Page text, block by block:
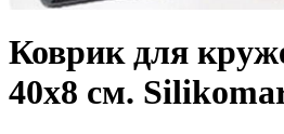
Коврик для
40х8 см.